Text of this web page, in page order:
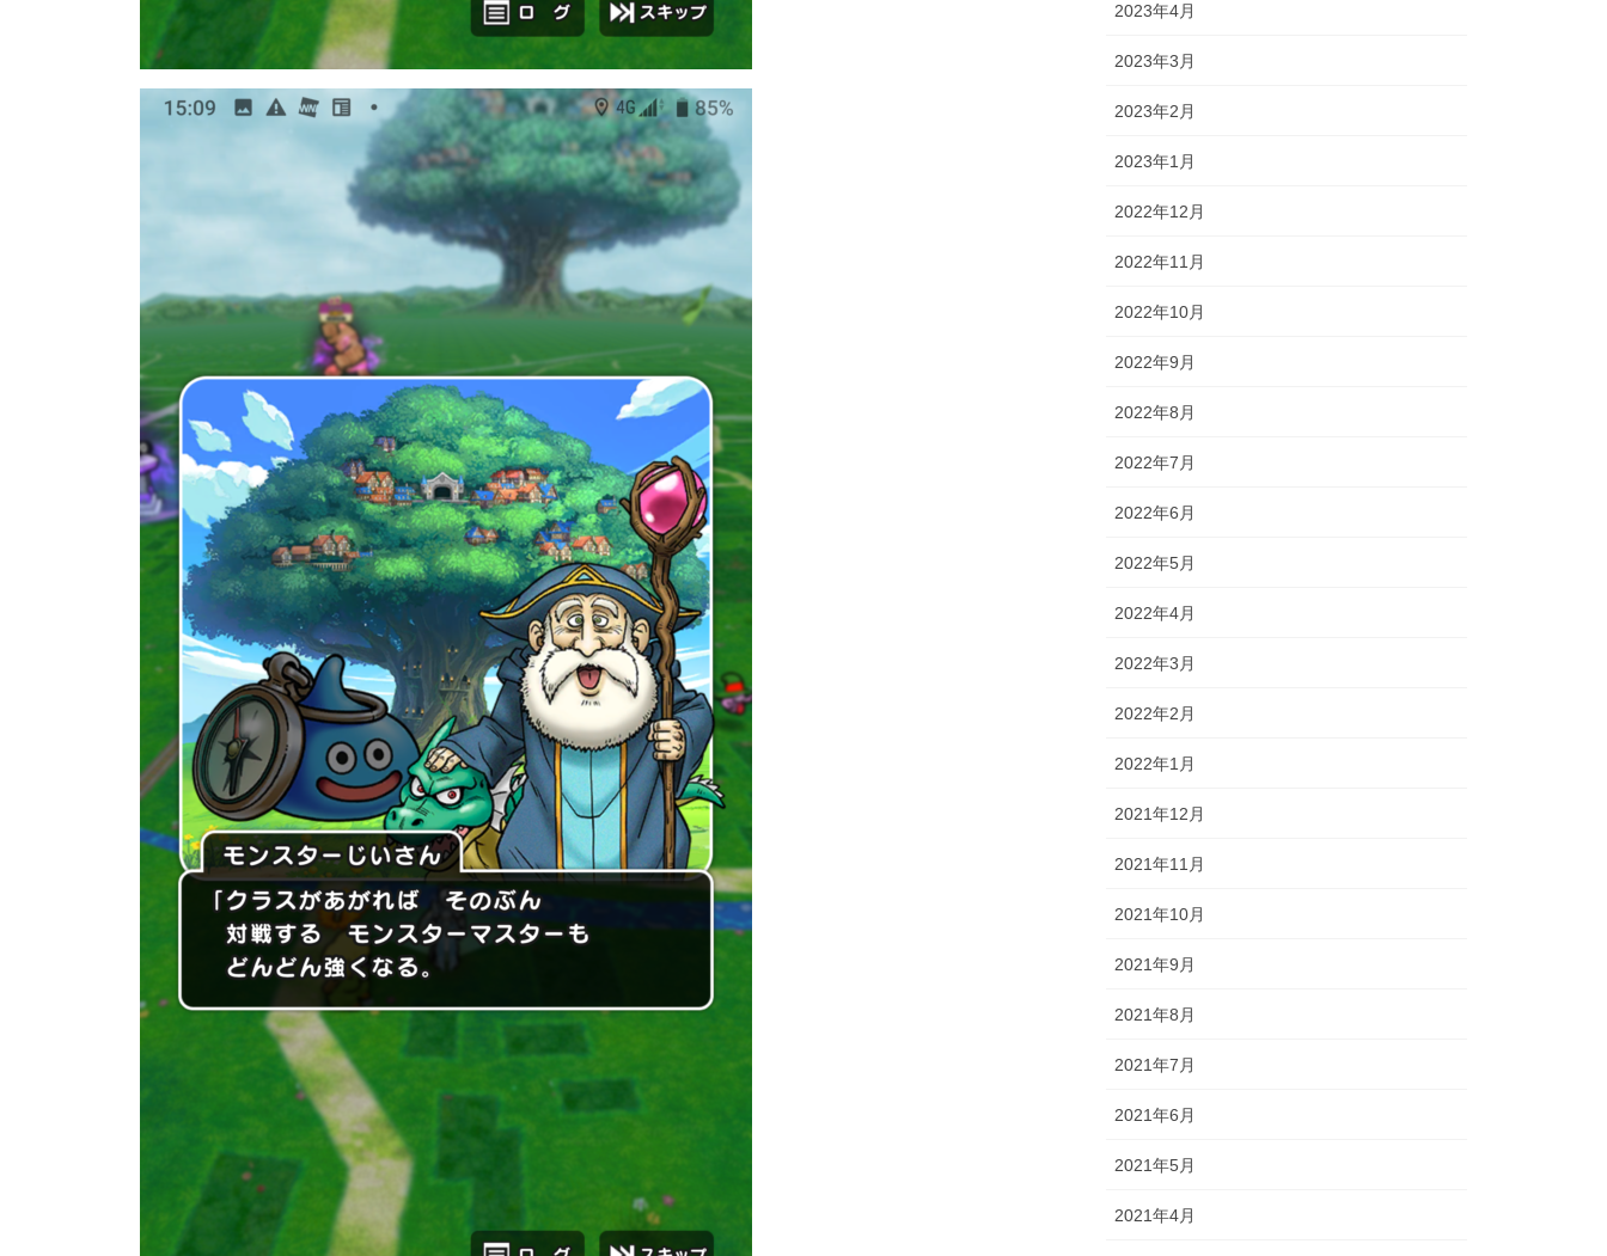
2023年4月
2023年3月
2023年2月
2023年1月
2022年12月
2022年11月
2022年10月
2022年9月
2022年8月
2022年7月
2022年6月
2022年5月
2022年4月
2022年3月
2022年2月
2022年1月
2021年12月
2021年11月
2021年10月
2021年9月
2021年8月
2021年7月
2021年6月
2021年5月
2021年4月